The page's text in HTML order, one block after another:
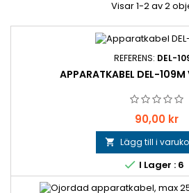
Visar 1-2 av 2
REFERENS: DEL-
APPARATKABEL DEL-
Pris
90,00 kr
 Lägg till i
 I Lager : 6